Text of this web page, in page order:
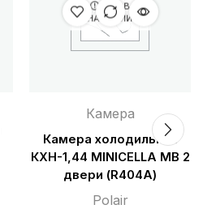
НЕТ В
НАЛИЧИИ
Камера
Камера холодильная
КХН-1,44 MINICELLA MВ 2
двери (R404A)
Polair